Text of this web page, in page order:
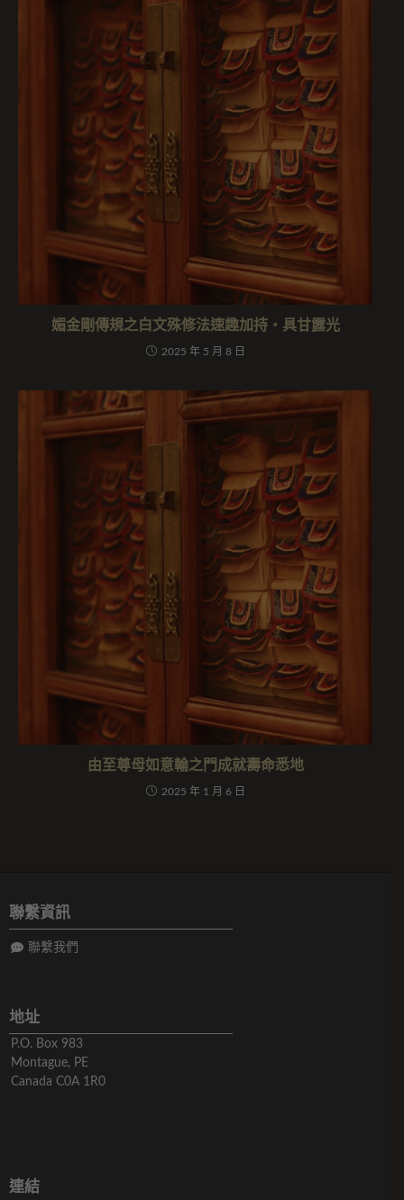
媚金剛傳規之白文殊修法速趣加持・具甘露光
2025 年 5 月 8 日
由至尊母如意輪之門成就壽命悉地
2025 年 1 月 6 日
聯繫資訊
聯繫我們
地址
P.O. Box 983
Montague, PE
Canada C0A 1R0
連結